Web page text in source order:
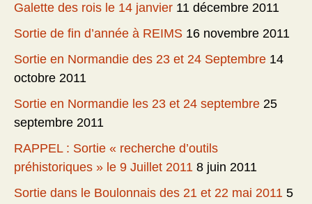
Galette des rois le 14 janvier 11 décembre 2011
Sortie de fin d’année à REIMS 16 novembre 2011
Sortie en Normandie des 23 et 24 Septembre 14
octobre 2011
Sortie en Normandie les 23 et 24 septembre 25
septembre 2011
RAPPEL : Sortie « recherche d’outils
préhistoriques » le 9 Juillet 2011 8 juin 2011
Sortie dans le Boulonnais des 21 et 22 mai 2011 5